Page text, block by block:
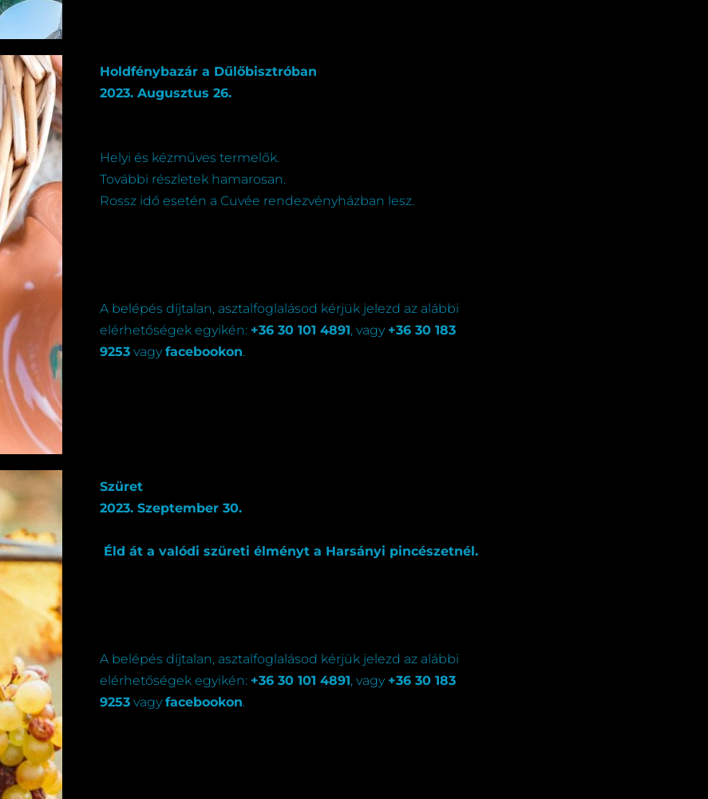
Holdfénybazár a Dűlőbisztróban
2023. Augusztus 26.
Helyi és kézműves termelők.
További részletek hamarosan.
Rossz idő esetén a Cuvée rendezvényházban lesz.
A belépés díjtalan, asztalfoglalásod kérjük jelezd az alábbi
elérhetőségek egyikén: +36 30 101 4891, vagy +36 30 183
9253 vagy facebookon.
Szüret
2023. Szeptember 30.
Éld át a valódi szüreti élményt a Harsányi pincészetnél.
A belépés díjtalan, asztalfoglalásod kérjük jelezd az alábbi
elérhetőségek egyikén: +36 30 101 4891, vagy +36 30 183
9253 vagy facebookon.